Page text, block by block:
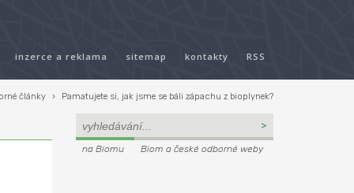
inzerce a reklama sitemap kontakty RSS
články › Pamatujete si, jak jsme se báli zápachu z bioplynek?
na Biomu Biom a české odborné weby